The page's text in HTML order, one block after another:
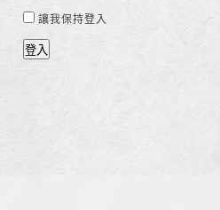
讓我保持登入
登入